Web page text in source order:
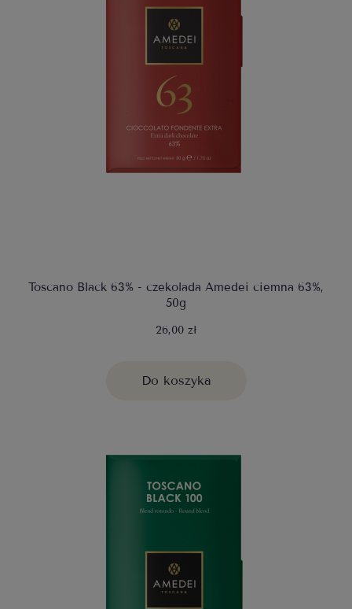
Toscano Black 63% - czekolada Amedei ciemna 63%,
50g
26,00 zł
Do koszyka